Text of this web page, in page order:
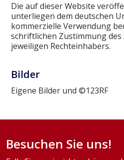
Die auf dieser Website
unterliegen dem deutschen
kommerzielle Verwendung
schriftlichen Zustimmung
jeweiligen Rechteinhabers.
Bilder
Eigene Bilder und ©123RF
Besuchen Sie uns!